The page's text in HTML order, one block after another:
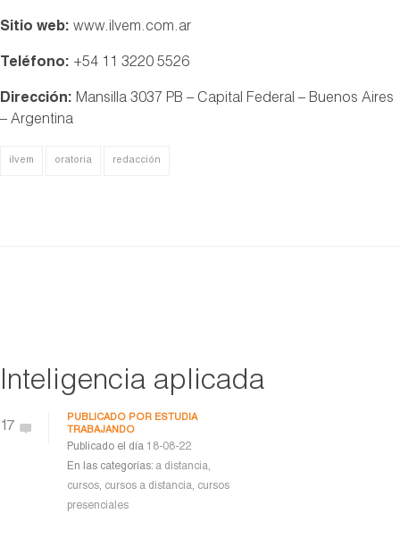
Sitio web: www.ilvem.com.ar
Teléfono: +54 11 3220 5526
Dirección: Mansilla 3037 PB – Capital Federal – Buenos Aires
– Argentina
ilvem oratoria redacción
Inteligencia aplicada
17
PUBLICADO POR ESTUDIA
TRABAJANDO
Publicado el día 18-08-22
En las categorías: a distancia,
cursos, cursos a distancia, cursos
presenciales